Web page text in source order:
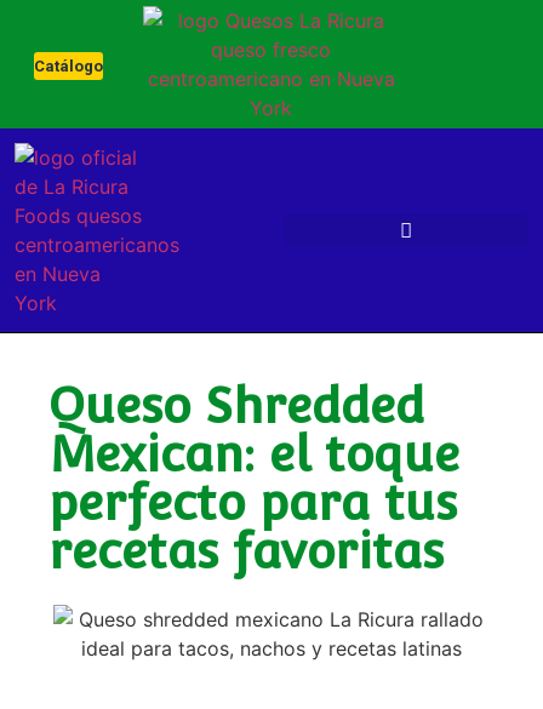
Catálogo
Queso Shredded
Mexican: el toque
perfecto para tus
recetas favoritas